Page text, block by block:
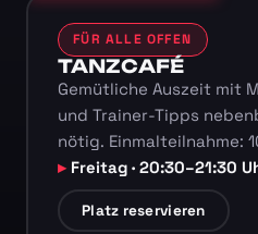
FÜR ALLE OFFEN
TANZCAFÉ
Gemütliche Auszeit mit
und Trainer-Tipps
nötig. Einmalteilnahme:
Freitag · 20:30–21:30
Platz reservieren